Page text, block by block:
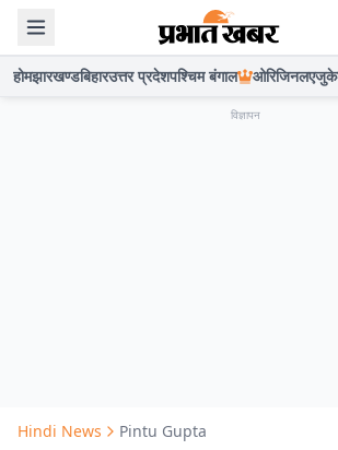
होमझारखण्डबिहारउत्तर प्रदेशपश्चिम बंगाल ओरिजिनल
विज्ञापन
Hindi News Pintu Gupta